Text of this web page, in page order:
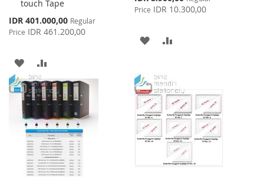
touch Tape
Special
Price
IDR 401.000,00 Regular
Price IDR 461.200,00
ADD
TO
WISH
LIST
TO
COMPARE
Price
Price IDR 10.300,00
ADD
WISH
LIST
COMPARE